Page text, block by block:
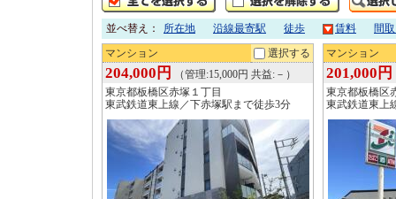
並べ替え： 所在地 沿線最寄駅 徒歩 賃料 間
マンション 選択する
204,000円
（管理:15,000円 共益:－）
東京都板橋区赤塚１丁目
東武鉄道東上線／下赤塚駅まで徒歩3分
マンション
201,000円
東京都板橋区
東武鉄道東上